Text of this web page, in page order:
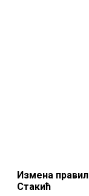
Измена
Стакић